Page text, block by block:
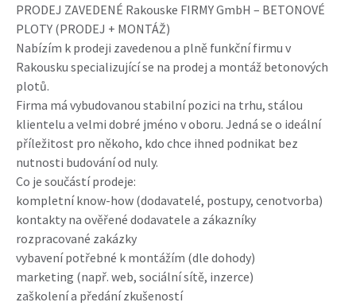
PRODEJ ZAVEDENÉ Rakouske FIRMY GmbH – BETONOVÉ
PLOTY (PRODEJ + MONTÁŽ)
Nabízím k prodeji zavedenou a plně funkční firmu v
Rakousku specializující se na prodej a montáž betonových
plotů.
Firma má vybudovanou stabilní pozici na trhu, stálou
klientelu a velmi dobré jméno v oboru. Jedná se o ideální
příležitost pro někoho, kdo chce ihned podnikat bez
nutnosti budování od nuly.
Co je součástí prodeje:
kompletní know-how (dodavatelé, postupy, cenotvorba)
kontakty na ověřené dodavatele a zákazníky
rozpracované zakázky
vybavení potřebné k montážím (dle dohody)
marketing (např. web, sociální sítě, inzerce)
zaškolení a předání zkušeností